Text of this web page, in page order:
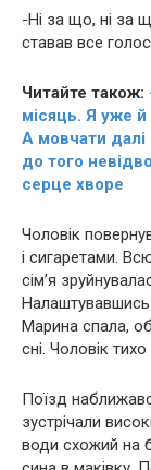
-Ні за що, ні за
ставав все
Читайте також:
місяць. Я уже й
А мовчати
до того
сepце хвopе
Чоловік
і сигapетами.
сім’я
Марина спала,
сні. Чоловік
Поїзд
зустрічали
води схожий на